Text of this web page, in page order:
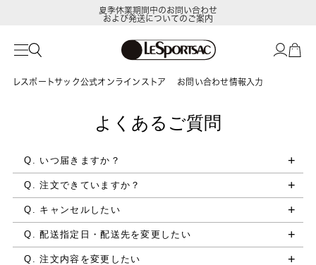
夏季休業期間中のお問い合わせ
および発送についてのご案内
レスポートサック公式オンラインストア お問い合わせ情報入力
よくあるご質問
Q. いつ届きますか？
Q. 注文できていますか？
Q. キャンセルしたい
Q. 配送指定日・配送先を変更したい
Q. 注文内容を変更したい